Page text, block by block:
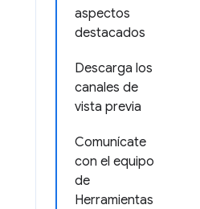
aspectos
destacados
Descarga los
canales de
vista previa
Comunícate
con el equipo
de
Herramientas